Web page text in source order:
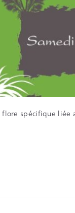
spécifique liée